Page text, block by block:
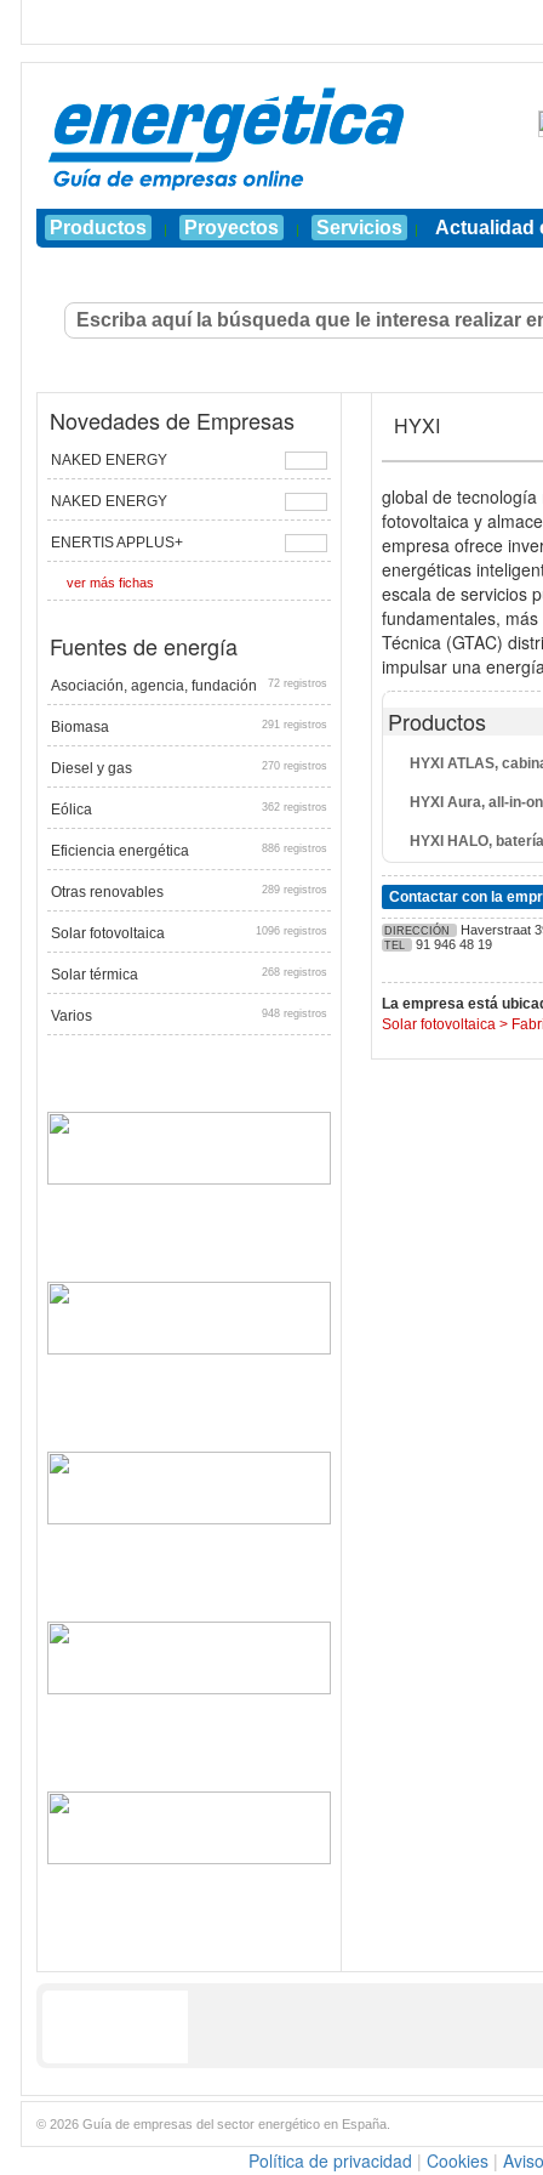
Productos | Proyectos | Servicios | Actualidad
Novedades de Empresas
NAKED ENERGY
NAKED ENERGY
ENERTIS APPLUS+
ver más fichas
Fuentes de energía
Asociación, agencia, fundación 72 registros
Biomasa 291 registros
Diesel y gas 270 registros
Eólica 362 registros
Eficiencia energética 886 registros
Otras renovables 289 registros
Solar fotovoltaica 1096 registros
Solar térmica 268 registros
Varios 948 registros
HYXI
global de
fotovoltaica y
empresa ofrece
energéticas
escala de servicios
fundamentales,
Técnica (GTAC)
impulsar una
Productos
HYXI ATLAS,
HYXI Aura, all-in-
HYXI HALO,
Contactar con la
DIRECCIÓN Haverstraat
TEL 91 946 48 19
La empresa está
Solar fotovoltaica >
© 2026 Guía de empresas del sector energético en España.
Política de privacidad | Cookies |